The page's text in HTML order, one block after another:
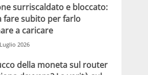
surriscaldato e bloccato:
fare subito per farlo
a caricare
2026
della moneta sul router